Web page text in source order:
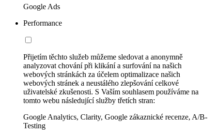
Google Ads
Performance
Přijetím těchto služeb můžeme sledovat a anonymně
analyzovat chování při klikání a surfování na našich
webových stránkách za účelem optimalizace našich
webových stránek a neustálého zlepšování celkové
uživatelské zkušenosti. S Vaším souhlasem používáme na
tomto webu následující služby třetích stran:
Google Analytics, Clarity, Google zákaznické recenze, A/B-
Testing